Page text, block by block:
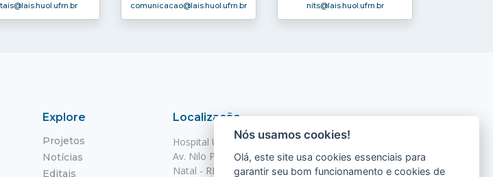
@lais.huol.ufrn.br comunicacao@lais.huol.ufrn.br nits@lais.huol.ufrn.br
Explore
Projetos
Notícias
Editais
Localização
Hospital Universitário Onofre Lopes - HUOL
Av. Nilo Peçanha, 620 - Petrópolis
Natal - RN, 59012-300
Nós usamos cookies!
Olá, este site usa cookies essenciais para
garantir seu bom funcionamento e cookies de